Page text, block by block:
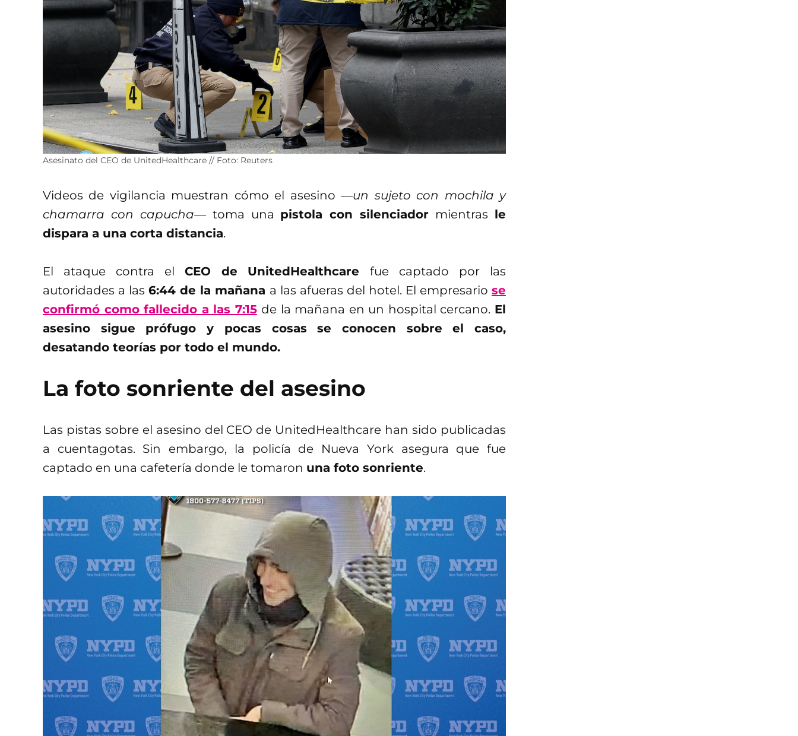
Asesinato del CEO de UnitedHealthcare // Foto: Reuters
Videos de vigilancia muestran cómo el asesino—un sujeto con mochila y
chamarra con capucha— toma una pistola con silenciador mientras le
dispara a una corta distancia.
El ataque contra el CEO de UnitedHealthcarefue captado por las
autoridades a las6:44 de la mañana a las afueras del hotel. El empresariose
confirmó como fallecido a las 7:15 de la mañana en un hospital cercano. El
asesino sigue prófugo y pocas cosas se conocen sobre el caso,
desatando teorías por todo el mundo.
La foto sonriente del asesino
Las pistas sobre el asesino del CEO de UnitedHealthcare han sido publicadas
a cuentagotas. Sin embargo, la policía de Nueva York asegura que fue
captado en una cafetería donde le tomaron una foto sonriente.